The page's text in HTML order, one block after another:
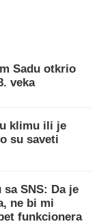
Sadu otkrio
veka
klimu ili je
su saveti
SNS: Da je
ne bi mi
funkcionera